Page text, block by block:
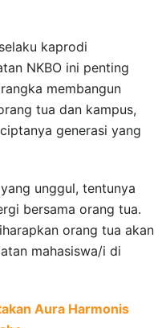
kaprodi
NKBO ini penting
membangun
tua dan kampus,
generasi yang
unggul, tentunya
bersama orang tua.
orang tua akan
mahasiswa/i di
Aura Harmonis